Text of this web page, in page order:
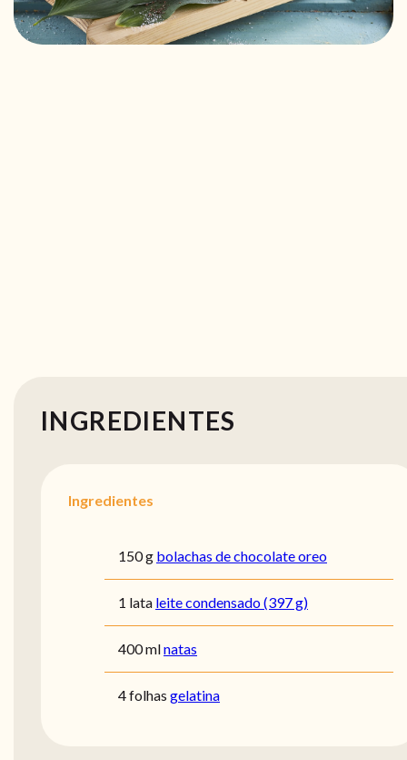
INGREDIENTES
Ingredientes
150 g bolachas de chocolate oreo
1 lata leite condensado (397 g)
400 mlnatas
4 folhas gelatina